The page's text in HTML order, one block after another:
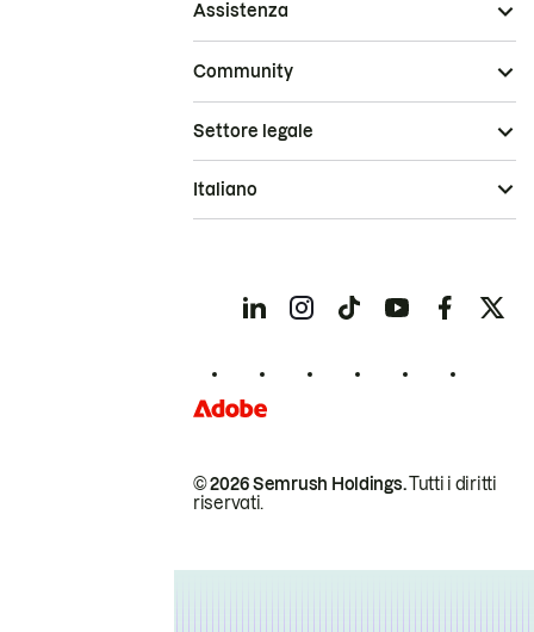
Assistenza
Community
© 2026 Semrush Holdings.Tutti i diritti
riservati.
Settore legale
Italiano